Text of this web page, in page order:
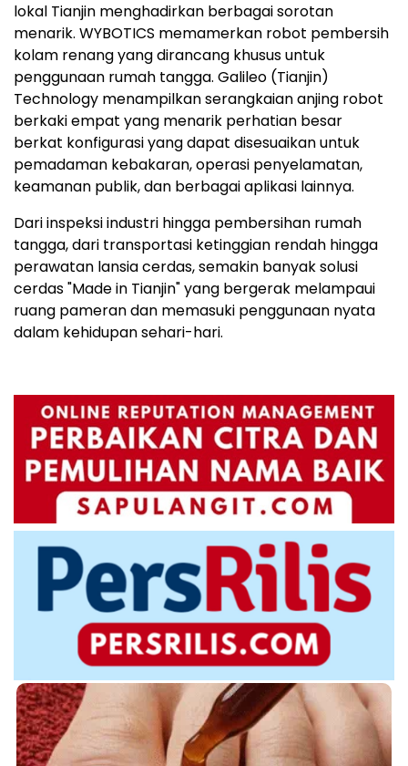
lokal Tianjin menghadirkan berbagai sorotan
menarik. WYBOTICS memamerkan robot pembersih
kolam renang yang dirancang khusus untuk
penggunaan rumah tangga. Galileo (Tianjin)
Technology menampilkan serangkaian anjing robot
berkaki empat yang menarik perhatian besar
berkat konfigurasi yang dapat disesuaikan untuk
pemadaman kebakaran, operasi penyelamatan,
keamanan publik, dan berbagai aplikasi lainnya.
Dari inspeksi industri hingga pembersihan rumah
tangga, dari transportasi ketinggian rendah hingga
perawatan lansia cerdas, semakin banyak solusi
cerdas "Made in Tianjin" yang bergerak melampaui
ruang pameran dan memasuki penggunaan nyata
dalam kehidupan sehari-hari.